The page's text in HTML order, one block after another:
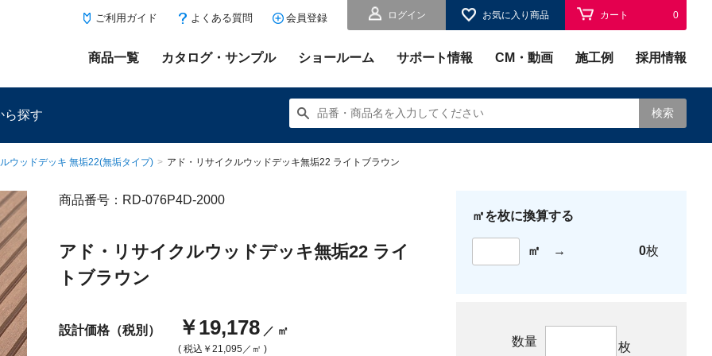
ログイン お気に入り商品 カート 0
ご利用ガイド よくある質問 会員登録
商品一覧 カタログ・サンプル ショールーム サポート情報 CM・動画 施工例 採用情報
ら探す 検索
ある「お気に入り登録」を押すと登録した商品がここに表示されます。
ウッドデッキ 無垢22(無垢タイプ) > アド・リサイクルウッドデッキ無垢22 ライトブラウン
商品番号：RD-076P4D-2000
アド・リサイクルウッドデッキ無垢22 ライ
トブラウン
設計価格（税別） ￥19,178 ／ ㎡
( 税込 ￥21,095／㎡ )
㎡を枚に換算する
㎡ → 0枚
数量 枚